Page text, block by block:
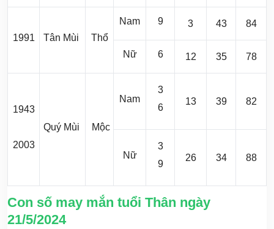
1991 Tân Mùi Thổ
Nam 9 3 43 84
Nữ 6 12 35 78
1943
2003
Quý Mùi Mộc
Nam
3
6
13 39 82
Nữ
3
9
26 34 88
Con số may mắn tuổi Thân ngày
21/5/2024